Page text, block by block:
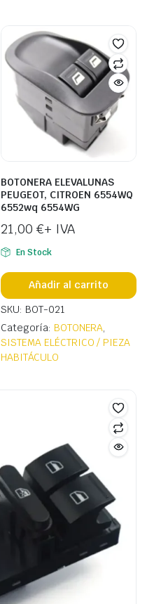
BOTONERA ELEVALUNAS
PEUGEOT, CITROEN 6554WQ
6552wq 6554WG
21,00 €+ IVA
En Stock
Añadir al carrito
SKU: BOT-021
Categoría: BOTONERA,
SISTEMA ELÉCTRICO / PIEZA
HABITÁCULO